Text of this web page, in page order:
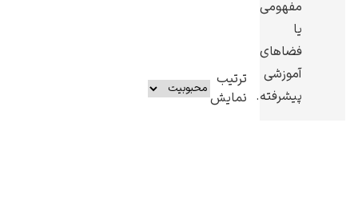
مفهومی
یا
فضاهای
آموزشی
پیشرفته.
ترتیب
نمایش